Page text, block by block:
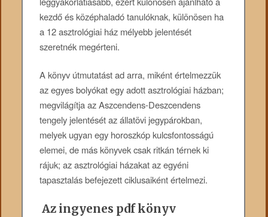
kezdő és középhaladó tanulóknak, különösen ha
a 12 asztrológiai ház mélyebb jelentését
szeretnék megérteni.
A könyv útmutatást ad arra, miként értelmezzük
az egyes bolyókat egy adott asztrológiai házban;
megvilágítja az Aszcendens-Deszcendens
tengely jelentését az állatövi jegypárokban,
melyek ugyan egy horoszkóp kulcsfontosságú
elemei, de más könyvek csak ritkán térnek ki
rájuk; az asztrológiai házakat az egyéni
tapasztalás befejezett ciklusaiként értelmezi.
Az ingyenes pdf könyv